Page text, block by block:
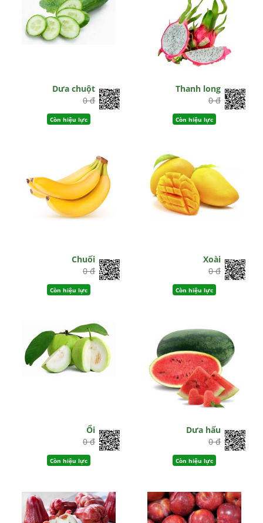
Dưa chuột
0 đ
Còn hiệu lực
Thanh long
0 đ
Còn hiệu lực
Chuối
0 đ
Còn hiệu lực
Xoài
0 đ
Còn hiệu lực
Ổi
0 đ
Còn hiệu lực
Dưa hấu
0 đ
Còn hiệu lực